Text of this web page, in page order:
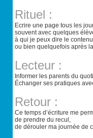
Rituel :
Ecrire une page tous les
souvent avec quelques
à qui je peux dire le
ou bien quelquefois après
Lecteur :
Informer les parents du
Échanger ses pratiques
Retour :
Ce temps d’écriture me
de prendre du recul,
de dérouler ma journée de